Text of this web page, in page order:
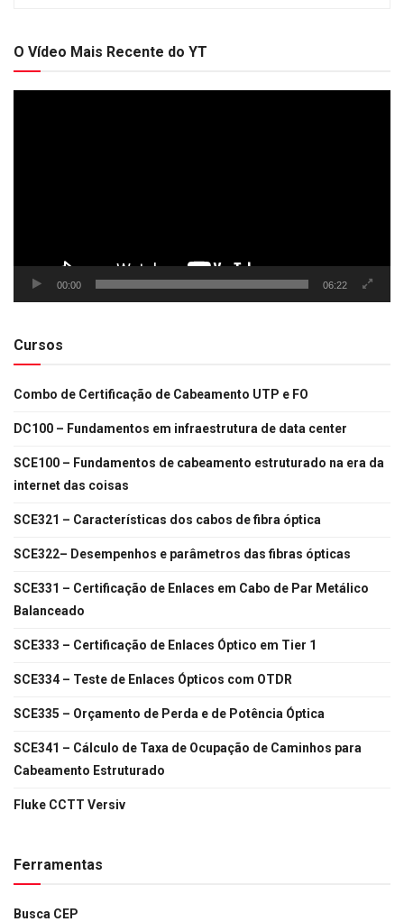
O Vídeo Mais Recente do YT
00:00 06:22
Cursos
Combo de Certificação de Cabeamento UTP e FO
DC100 – Fundamentos em infraestrutura de data center
SCE100 – Fundamentos de cabeamento estruturado na era da
internet das coisas
SCE321 – Características dos cabos de fibra óptica
SCE322– Desempenhos e parâmetros das fibras ópticas
SCE331 – Certificação de Enlaces em Cabo de Par Metálico
Balanceado
SCE333 – Certificação de Enlaces Óptico em Tier 1
SCE334 – Teste de Enlaces Ópticos com OTDR
SCE335 – Orçamento de Perda e de Potência Óptica
SCE341 – Cálculo de Taxa de Ocupação de Caminhos para
Cabeamento Estruturado
Fluke CCTT Versiv
Ferramentas
Busca CEP